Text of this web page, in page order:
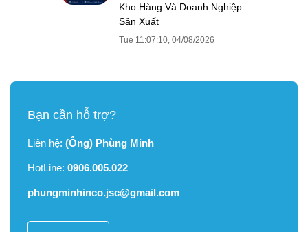
Kho Hàng Và Doanh Nghiệp
Sản Xuất
Tue 11:07:10, 04/08/2026
Bạn cần hỗ trợ?
Liên hệ: (Ông) Phùng Minh
HotLine: 0906.005.022
phungminhinco.jsc@gmail.com